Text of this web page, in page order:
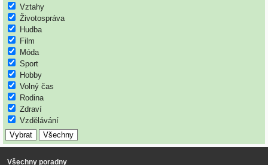
Vztahy
Životospráva
Hudba
Film
Móda
Sport
Hobby
Volný čas
Rodina
Zdraví
Vzdělávání
Všechny poradny